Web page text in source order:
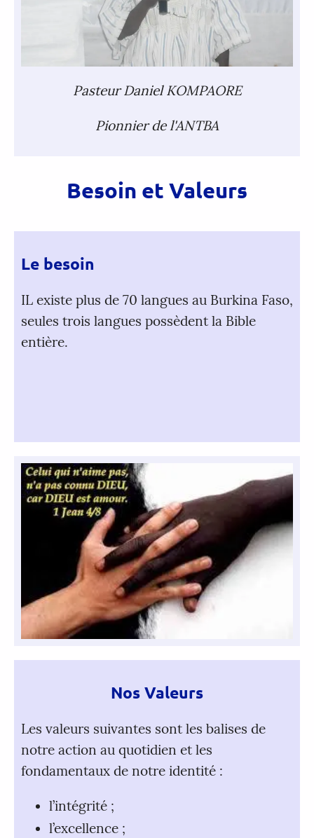
Pasteur Daniel KOMPAORE
Pionnier de l'ANTBA
Besoin et Valeurs
Le besoin
IL existe plus de 70 langues au Burkina Faso,
seules trois langues possèdent la Bible
entière.
Nos Valeurs
Les valeurs suivantes sont les balises de
notre action au quotidien et les
fondamentaux de notre identité :
l’intégrité ;
l’excellence ;